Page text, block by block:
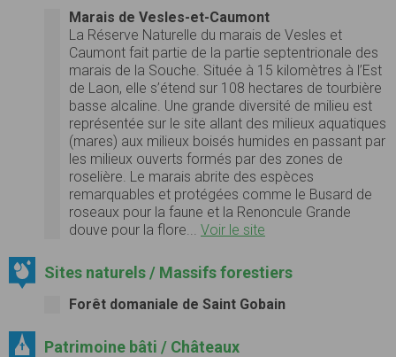
Marais de Vesles-et-Caumont
La Réserve Naturelle du marais de Vesles et
Caumont fait partie de la partie septentrionale des
marais de la Souche. Située à 15 kilomètres à l’Est
de Laon, elle s’étend sur 108 hectares de tourbière
basse alcaline. Une grande diversité de milieu est
représentée sur le site allant des milieux aquatiques
(mares) aux milieux boisés humides en passant par
les milieux ouverts formés par des zones de
roselière. Le marais abrite des espèces
remarquables et protégées comme le Busard de
roseaux pour la faune et la Renoncule Grande
douve pour la flore... Voir le site
Sites naturels / Massifs forestiers
Forêt domaniale de Saint Gobain
Patrimoine bâti / Châteaux